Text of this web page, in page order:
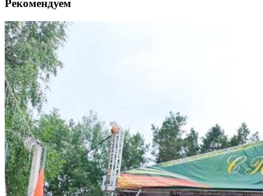
Рекомендуем